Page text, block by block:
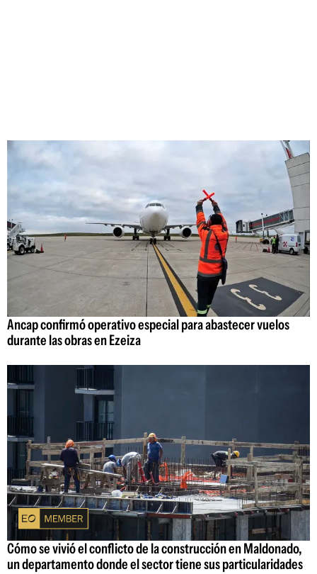
Ancap confirmó operativo especial para abastecer vuelos
durante las obras en Ezeiza
Cómo se vivió el conflicto de la construcción en Maldonado,
un departamento donde el sector tiene sus particularidades